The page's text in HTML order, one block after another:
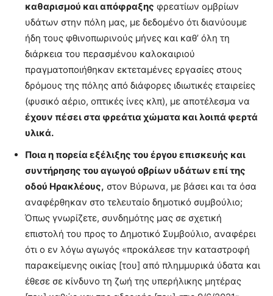
καθαρισμού και απόφραξης φρεατίων ομβρίων
υδάτων στην πόλη μας, με δεδομένο ότι διανύουμε
ήδη τους φθινοπωρινούς μήνες και καθ’ όλη τη
διάρκεια του περασμένου καλοκαιριού
πραγματοποιήθηκαν εκτεταμένες εργασίες στους
δρόμους της πόλης από διάφορες ιδιωτικές εταιρείες
(φυσικό αέριο, οπτικές ίνες κλπ), με αποτέλεσμα να
έχουν πέσει στα φρεάτια χώματα και λοιπά φερτά
υλικά.
Ποια η πορεία εξέλιξης του έργου επισκευής και
συντήρησης του αγωγού οβρίων υδάτων επί της
οδού Ηρακλέους, στον Βύρωνα, με βάσει και τα όσα
αναφέρθηκαν στο τελευταίο δημοτικό συμβούλιο;
Όπως γνωρίζετε, συνδημότης μας σε σχετική
επιστολή του προς το Δημοτικό Συμβούλιο, αναφέρει
ότι ο εν λόγω αγωγός «προκάλεσε την καταστροφή
παρακείμενης οικίας [του] από πλημμυρικά ύδατα και
έθεσε σε κίνδυνο τη ζωή της υπερήλικης μητέρας